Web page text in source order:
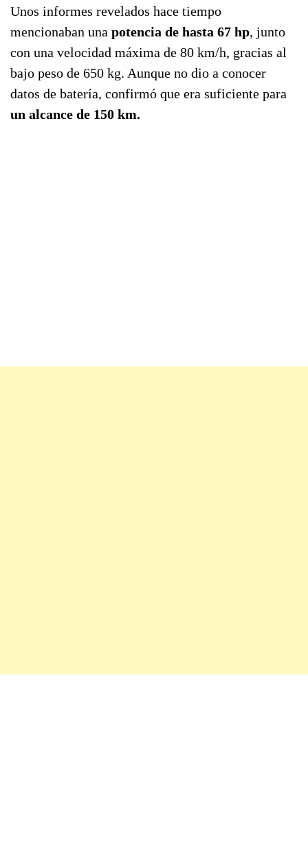
Unos informes revelados hace tiempo
mencionaban una potencia de hasta 67 hp, junto
con una velocidad máxima de 80 km/h, gracias al
bajo peso de 650 kg. Aunque no dio a conocer
datos de batería, confirmó que era suficiente para
un alcance de 150 km.